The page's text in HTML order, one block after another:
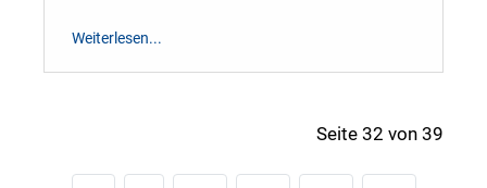
Weiterlesen...
Seite 32 von 39